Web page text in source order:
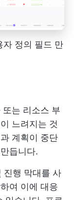
자 정의 필드 만
는 리소스 부
느려지는 것
계획이 중단
듭니다.
진행 막대를 사
여 이에 대응